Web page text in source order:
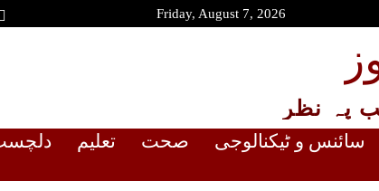
Friday, August 7, 2026
پہ نظر
سائنس و ٹیکنالوجی صحت تعلیم